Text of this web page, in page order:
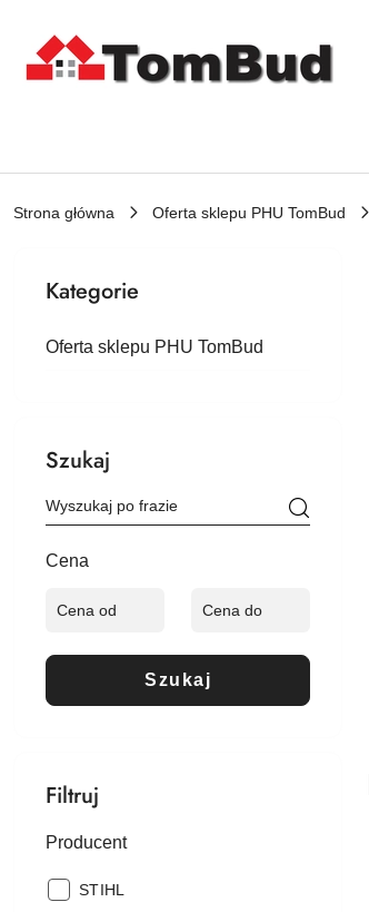
Strona główna Oferta sklepu PHU TomBud
Kategorie
Oferta sklepu PHU TomBud
Szukaj
Cena
Szukaj
Filtruj
Producent
Producent:
STIHL